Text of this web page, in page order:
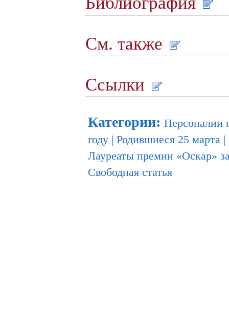
См. также
Ссылки
Категории: Персоналии
году | Родившиеся 25 марта |
Лауреаты премии «Оскар»
Свободная статья